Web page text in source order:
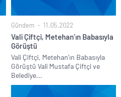
Gündem 11.05.2022
Vali Çiftçi, Metehan’ın Babasıyla
Görüştü
Vali Çiftçi, Metehan’ın Babasıyla
Görüştü Vali Mustafa Çiftçi ve
Belediye...